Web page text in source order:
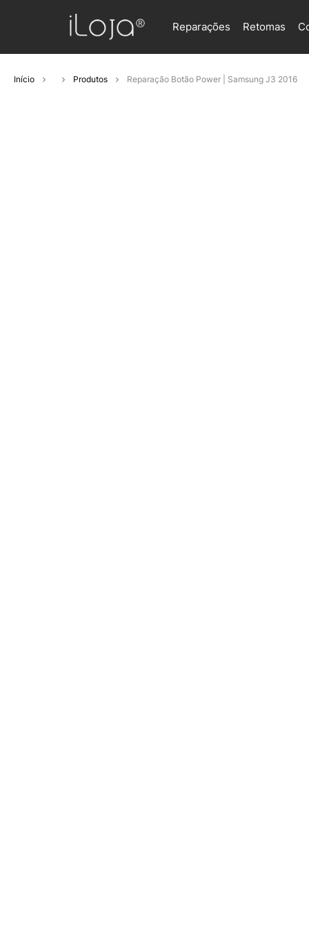
Reparações Retomas
Início Produtos Reparação Botão Power | Samsung J3 2016